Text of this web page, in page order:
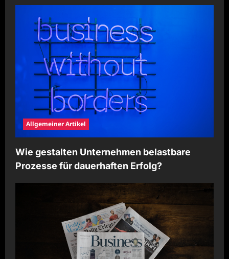
Allgemeiner Artikel
Wie gestalten Unternehmen belastbare
Prozesse für dauerhaften Erfolg?